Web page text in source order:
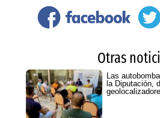
Otras
Las
la Diputación,